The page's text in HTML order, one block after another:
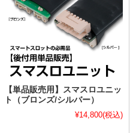
【単品販売用】スマスロユニッ
ト（ブロンズ/シルバー）
¥14,800(税込)